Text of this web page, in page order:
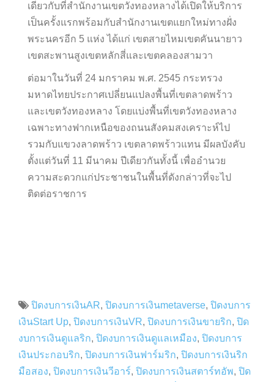
เดียวกับที่สำนักงานเขตวังทองหลางได้เปิดให้บริการ
เป็นครั้งแรกพร้อมกับสำนักงานเขตแยกใหม่ทางฝั่ง
พระนครอีก 5 แห่ง ได้แก่ เขตสายไหมเขตคันนายาว
เขตสะพานสูงเขตหลักสี่และเขตคลองสามวา
ต่อมาในวันที่ 24 มกราคม พ.ศ. 2545 กระทรวง
มหาดไทยประกาศเปลี่ยนแปลงพื้นที่เขตลาดพร้าว
และเขตวังทองหลาง โดยแบ่งพื้นที่เขตวังทองหลาง
เฉพาะทางฟากเหนือของถนนสังคมสงเคราะห์ไป
รวมกับแขวงลาดพร้าว เขตลาดพร้าวแทน มีผลบังคับ
ตั้งแต่วันที่ 11 มีนาคม ปีเดียวกันทั้งนี้ เพื่ออำนวย
ความสะดวกแก่ประชาชนในพื้นที่ดังกล่าวที่จะไป
ติดต่อราชการ
ปิดงบการเงินAR, ปิดงบการเงินmetaverse, ปิดงบการ
เงินStart Up, ปิดงบการเงินVR, ปิดงบการเงินขายริก, ปิด
งบการเงินดูแลริก, ปิดงบการเงินดูแลเหมือง, ปิดงบการ
เงินประกอบริก, ปิดงบการเงินฟาร์มริก, ปิดงบการเงินริก
มือสอง, ปิดงบการเงินวีอาร์, ปิดงบการเงินสตาร์ทอัพ, ปิด